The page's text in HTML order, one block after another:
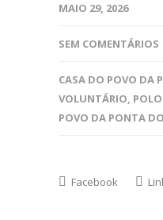
MAIO 29, 2026
SEM COMENTÁRIOS
CASA DO POVO DA
VOLUNTÁRIO,
POVO DA PONTA
Facebook